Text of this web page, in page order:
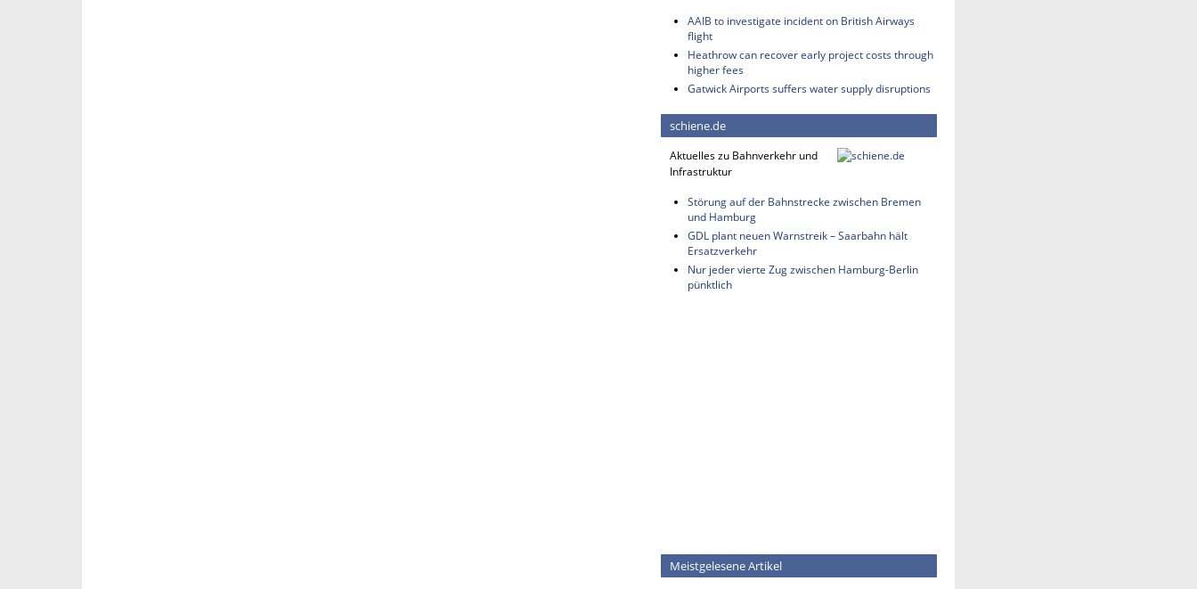
AAIB to investigate incident on British Airways
flight
Heathrow can recover early project costs through
higher fees
Gatwick Airports suffers water supply disruptions
schiene.de
Aktuelles zu Bahnverkehr und
Infrastruktur
Störung auf der Bahnstrecke zwischen Bremen
und Hamburg
GDL plant neuen Warnstreik – Saarbahn hält
Ersatzverkehr
Nur jeder vierte Zug zwischen Hamburg-Berlin
pünktlich
Meistgelesene Artikel